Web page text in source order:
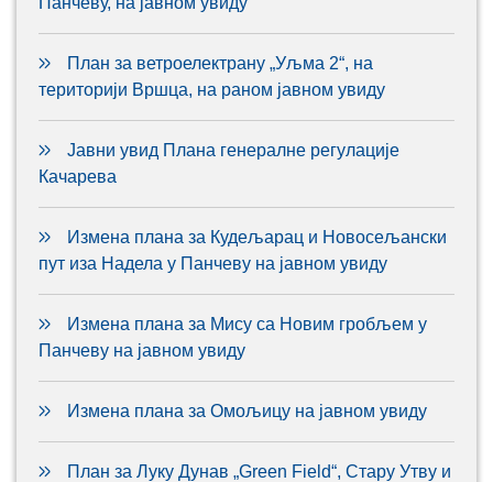
План за ветроелектрану „Уљма 2“, на
територији Вршца, на раном јавном увиду
Јавни увид Плана генералне регулације
Качарева
Измена плана за Кудељарац и Новосељански
пут иза Надела у Панчеву на јавном увиду
Измена плана за Мису са Новим гробљем у
Панчеву на јавном увиду
Измена плана за Омољицу на јавном увиду
План за Луку Дунав „Green Field“, Стару Утву и